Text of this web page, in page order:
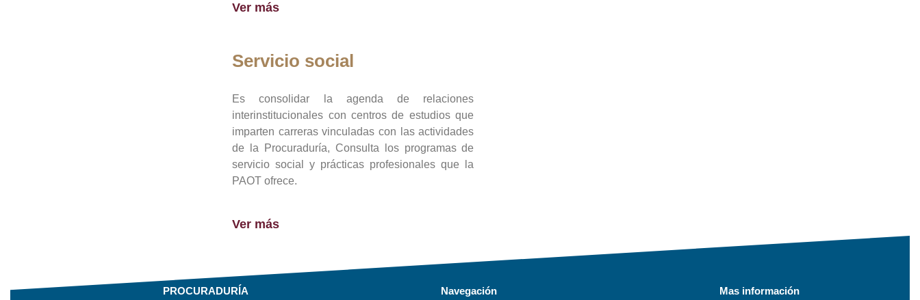
Ver más
Servicio social
Es consolidar la agenda de relaciones
interinstitucionales con centros de estudios que
imparten carreras vinculadas con las actividades
de la Procuraduría, Consulta los programas de
servicio social y prácticas profesionales que la
PAOT ofrece.
Ver más
PROCURADURÍA Navegación Mas información